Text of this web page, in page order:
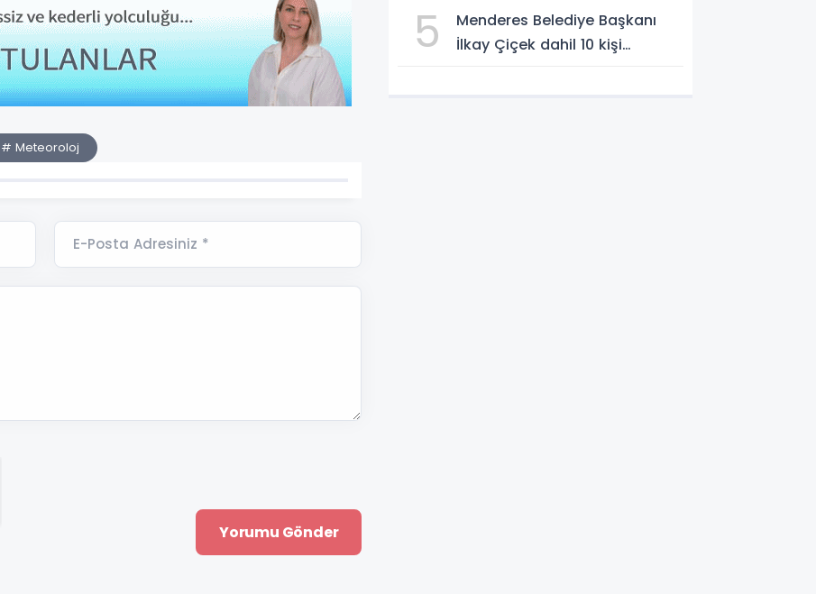
# Meteoroloj
E-Posta Adresiniz *
5
Menderes Belediye Başkanı
İlkay Çiçek dahil 10 kişi